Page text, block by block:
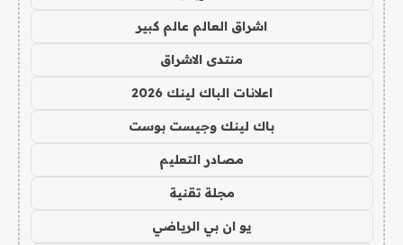
اشراق العالم عالم كبير
منتدى الاشراق
اعلانات الباك لينك 2026
باك لينك وجيست بوست
مصادر التعليم
مجلة تقنية
يو ان بي الرياضي